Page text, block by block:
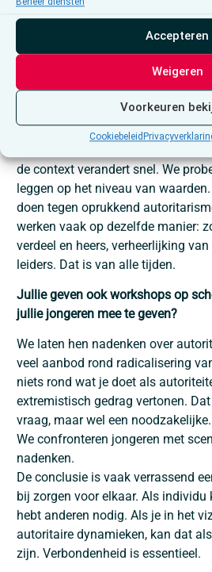
Accepteren
Weigeren
Voorkeuren
Cookiebeleid
moet ik iets doen? Autoritarisme
Het schuift op, stap voor stap.
Hoe leg je de link tussen het verzet
uitdagingen van vandaag?
Lange tijd wilden we die link niet
de context verandert snel. We
leggen op het niveau van
doen tegen oprukkend
werken vaak op dezelfde manier:
verdeel en heers, verheerlijking
leiders. Dat is van alle tijden.
Jullie geven ook workshops op
jullie jongeren mee te geven?
We laten hen nadenken over
veel aanbod rond radicalisering
niets rond wat je doet als
extremistisch gedrag vertonen.
vraag, maar wel een
We confronteren jongeren met
nadenken.
De conclusie is vaak verrassend
bij zorgen voor elkaar. Als
hebt anderen nodig. Als je in het
autoritaire dynamieken, kan dat
zijn. Verbondenheid is essentieel.